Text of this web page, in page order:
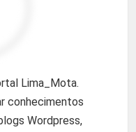
Lima_Mota.
conhecimentos
Wordpress,